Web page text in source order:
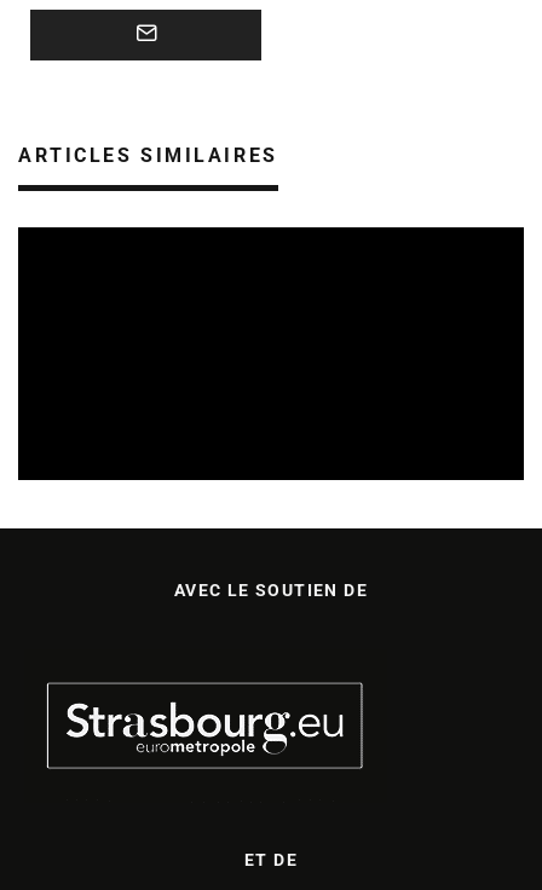
ARTICLES SIMILAIRES
AVEC LE SOUTIEN DE
ET DE